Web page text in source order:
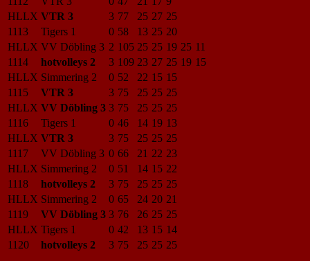
HLLX VTR 3 3 77 25 27 25
1113
Tigers 1 0 58 13 25 20
HLLX VV Döbling 3 2 105 25 25 19 25 11
1114
hotvolleys 2 3 109 23 27 25 19 15
HLLX Simmering 2 0 52 22 15 15
1115
VTR 3 3 75 25 25 25
HLLX VV Döbling 3 3 75 25 25 25
1116
Tigers 1 0 46 14 19 13
HLLX VTR 3 3 75 25 25 25
1117
VV Döbling 3 0 66 21 22 23
HLLX Simmering 2 0 51 14 15 22
1118
hotvolleys 2 3 75 25 25 25
HLLX Simmering 2 0 65 24 20 21
1119
VV Döbling 3 3 76 26 25 25
HLLX Tigers 1 0 42 13 15 14
1120
hotvolleys 2 3 75 25 25 25